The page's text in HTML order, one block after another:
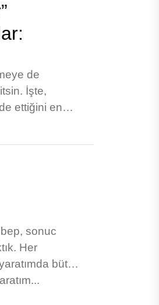
de
İşte,
ettiğini en
sonuc
Her
bütün